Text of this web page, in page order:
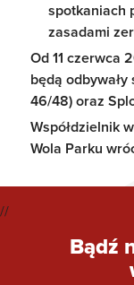
spotkaniach
zasadami
Od 11 czerwca
będą
46/48) oraz
Współdzielnik
Wola Parku
//
Bądź